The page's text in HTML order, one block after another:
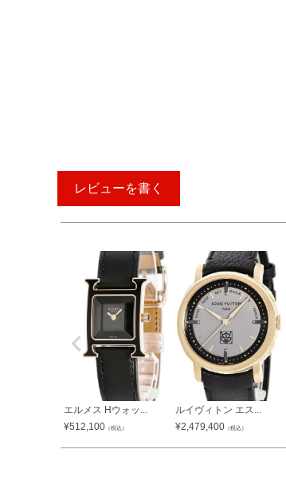
レビューを書く
エルメス Hウォッ...
¥512,100 （税込）
ルイヴィトン エス...
¥2,479,400 （税込）